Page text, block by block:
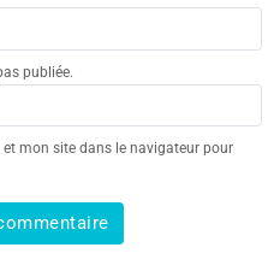
publiée.
mon site dans le navigateur pour